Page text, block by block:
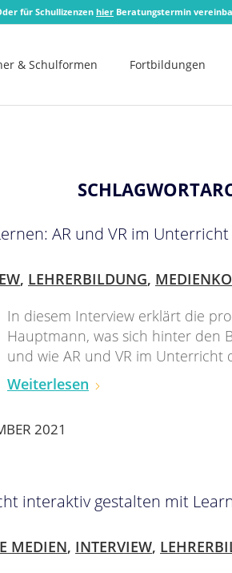
für Schullizenzen hier Beratungstermin
& Schulformen Fortbildungen
AR und VR im Unterricht
, LEHRERBILDUNG,
In diesem Interview erklärt die
Hauptmann, was sich hinter den
und wie AR und VR im
Weiterlesen
2021
interaktiv gestalten mit
MEDIEN, INTERVIEW,